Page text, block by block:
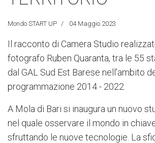
Mondo START UP 04 Maggio 2023
Il racconto di Camera Studio
fotografo Ruben Quaranta, tra le 55
dal GAL Sud Est Barese nell'ambito
programmazione 2014 - 2022.
A Mola di Bari si inaugura un nuovo
nel quale osservare il mondo in
sfruttando le nuove tecnologie. La